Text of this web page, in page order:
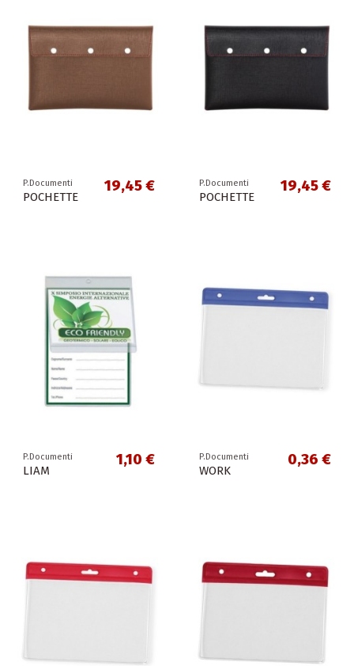
P.Documenti
POCHETTE
19,45 € P.Documenti
POCHETTE
19,45 €
P.Documenti
LIAM
1,10 € P.Documenti
WORK
0,36 €